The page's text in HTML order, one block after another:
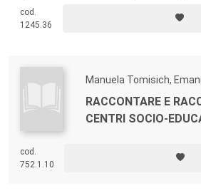
un ampio riassunto in italiano.
cod.
1245.36
Manuela Tomisich,
RACCONTARE E
CENTRI SOCIO-
cod.
752.1.10